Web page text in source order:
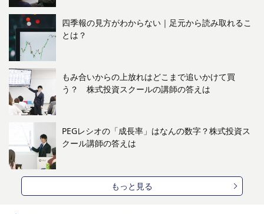
四季報の見方がわからない｜足元から読み取れるこ
とは？
もみ合いからの上放れはどこまで追いかけて買
う？ 株式投資スクールの講師の答えは
PEGレシオの「成長率」はなんの数字？株式投資ス
クール講師の答えは
もっと見る